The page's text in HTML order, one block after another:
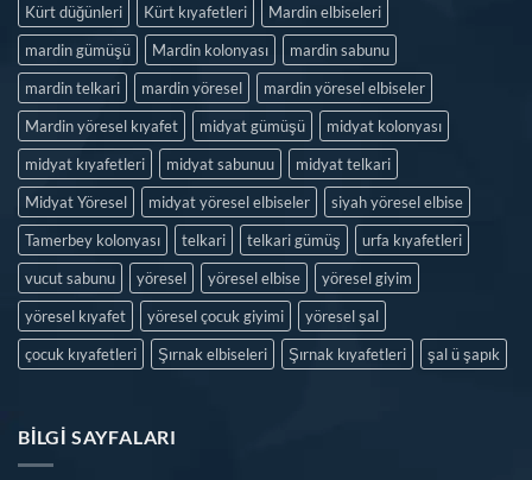
Kürt düğünleri
Kürt kıyafetleri
Mardin elbiseleri
mardin gümüşü
Mardin kolonyası
mardin sabunu
mardin telkari
mardin yöresel
mardin yöresel elbiseler
Mardin yöresel kıyafet
midyat gümüşü
midyat kolonyası
midyat kıyafetleri
midyat sabunuu
midyat telkari
Midyat Yöresel
midyat yöresel elbiseler
siyah yöresel elbise
Tamerbey kolonyası
telkari telkari gümüş
urfa kıyafetleri
vucut sabunu
yöresel yöresel elbise
yöresel giyim
yöresel kıyafet
yöresel çocuk giyimi
yöresel şal
çocuk kıyafetleri
Şırnak elbiseleri Şırnak kıyafetleri şal ü şapık
BILGI SAYFALARI